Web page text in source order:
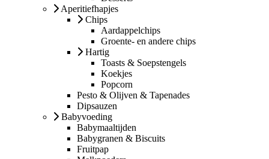
Aperitiefhapjes
Chips
Aardappelchips
Groente- en andere chips
Hartig
Toasts & Soepstengels
Koekjes
Popcorn
Pesto & Olijven & Tapenades
Dipsauzen
Babyvoeding
Babymaaltijden
Babygranen & Biscuits
Fruitpap